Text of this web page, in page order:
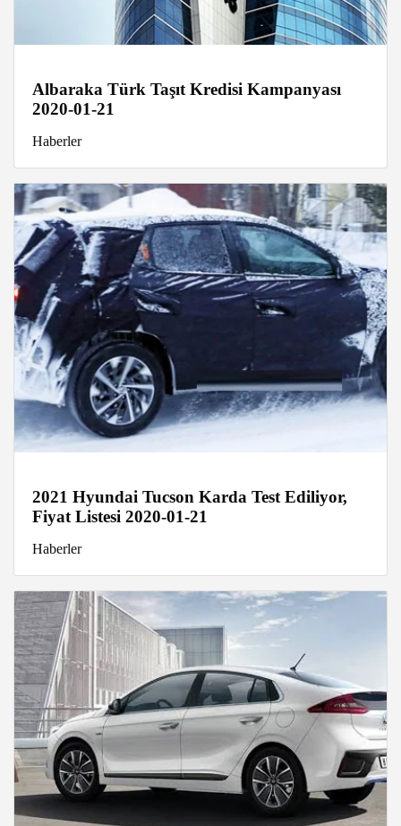
Albaraka Türk Taşıt Kredisi Kampanyası
2020-01-21
Haberler
2021 Hyundai Tucson Karda Test Ediliyor,
Fiyat Listesi 2020-01-21
Haberler